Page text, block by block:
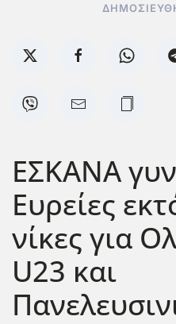
ΕΣΚΑΝΑ
Ευρείες
νίκες για
U23 και